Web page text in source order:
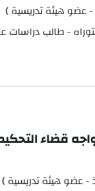
- عضو هيئة تدريسية )
- طالب دراسات
قضاء
- عضو هيئة تدريسية )